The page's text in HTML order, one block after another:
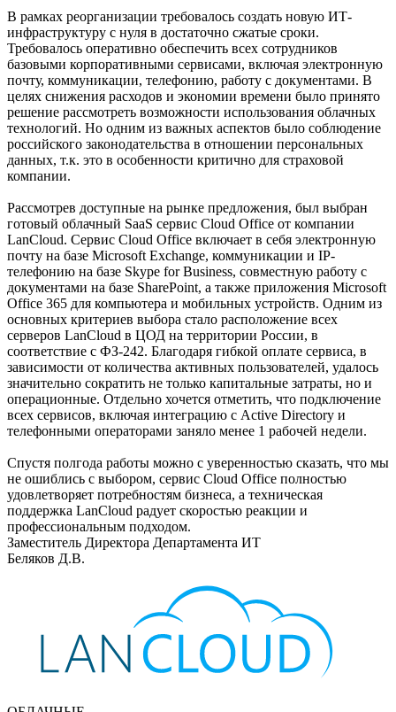
В рамках реорганизации требовалось создать новую ИТ-
инфраструктуру с нуля в достаточно сжатые сроки.
Требовалось оперативно обеспечить всех сотрудников
базовыми корпоративными сервисами, включая электронную
почту, коммуникации, телефонию, работу с документами. В
целях снижения расходов и экономии времени было принято
решение рассмотреть возможности использования облачных
технологий. Но одним из важных аспектов было соблюдение
российского законодательства в отношении персональных
данных, т.к. это в особенности критично для страховой
компании.
Рассмотрев доступные на рынке предложения, был выбран
готовый облачный SaaS сервис Cloud Office от компании
LanCloud. Сервис Cloud Office включает в себя электронную
почту на базе Microsoft Exchange, коммуникации и IР-
телефонию на базе Skype for Business, совместную работу с
документами на базе SharePoint, а также приложения Microsoft
Office 365 для компьютера и мобильных устройств. Одним из
основных критериев выбора стало расположение всех
серверов LanCloud в ЦОД на территории России, в
соответствие с ФЗ-242. Благодаря гибкой оплате сервиса, в
зависимости от количества активных пользователей, удалось
значительно сократить не только капитальные затраты, но и
операционные. Отдельно хочется отметить, что подключение
всех сервисов, включая интеграцию с Active Directory и
телефонными операторами заняло менее 1 рабочей недели.
Спустя полгода работы можно с уверенностью сказать, что мы
не ошиблись с выбором, сервис Cloud Office полностью
удовлетворяет потребностям бизнеса, а техническая
поддержка LanCloud радует скоростью реакции и
профессиональным подходом.
Заместитель Директора Департамента ИТ
Беляков Д.В.